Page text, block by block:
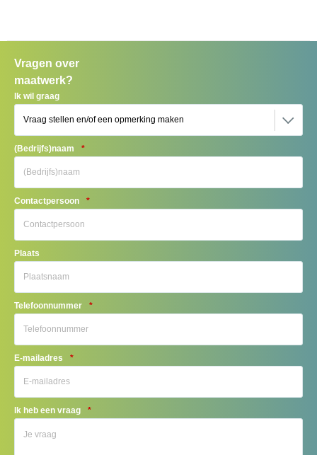
Vragen over
maatwerk?
Ik wil graag
(Bedrijfs)naam *
Contactpersoon *
Plaats
Telefoonnummer *
E-mailadres *
Ik heb een vraag *